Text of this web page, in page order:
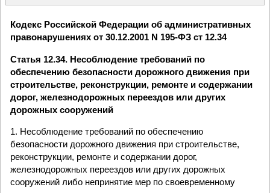
Кодекс Российской Федерации об административных
правонарушениях от 30.12.2001 N 195-ФЗ ст 12.34
Статья 12.34. Несоблюдение требований по
обеспечению безопасности дорожного движения при
строительстве, реконструкции, ремонте и содержании
дорог, железнодорожных переездов или других
дорожных сооружений
1. Несоблюдение требований по обеспечению
безопасности дорожного движения при строительстве,
реконструкции, ремонте и содержании дорог,
железнодорожных переездов или других дорожных
сооружений либо непринятие мер по своевременному